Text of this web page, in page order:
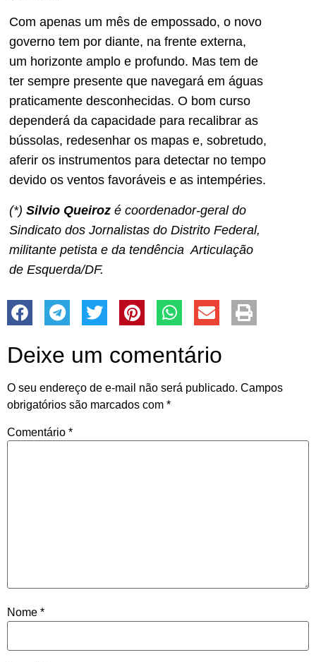
Com apenas um mês de empossado, o novo
governo tem por diante, na frente externa,
um horizonte amplo e profundo. Mas tem de
ter sempre presente que navegará em águas
praticamente desconhecidas. O bom curso
dependerá da capacidade para recalibrar as
bússolas, redesenhar os mapas e, sobretudo,
aferir os instrumentos para detectar no tempo
devido os ventos favoráveis e as intempéries.
(*) Silvio Queiroz é coordenador-geral do
Sindicato dos Jornalistas do Distrito Federal,
militante petista e da tendência Articulação
de Esquerda/DF.
Deixe um comentário
O seu endereço de e-mail não será publicado. Campos
obrigatórios são marcados com *
Comentário *
Nome *